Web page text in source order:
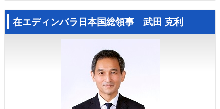
在エディンバラ日本国総領事 武田 克利